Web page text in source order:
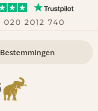
020 2012 740
Bestemmingen